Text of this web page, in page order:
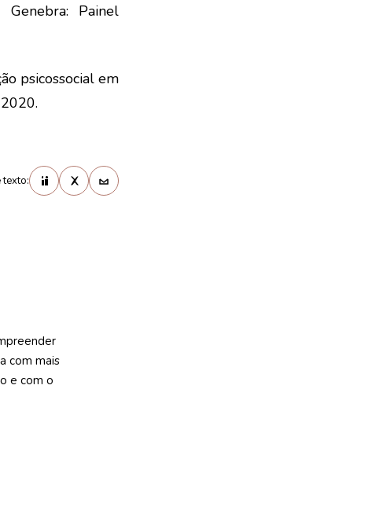
Painel
psicossocial em
texto:
com mais
e com o